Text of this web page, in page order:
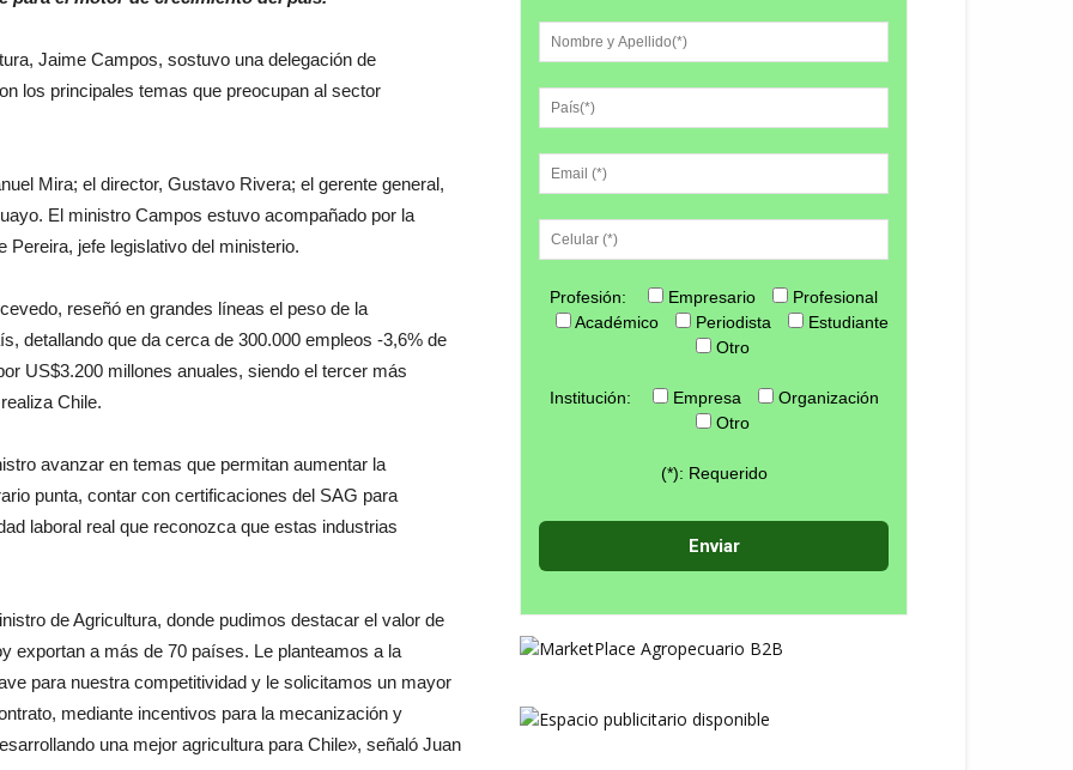
Jaime Campos, sostuvo una delegación de
los principales temas que preocupan al sector
Mira; el director, Gustavo Rivera; el gerente general,
El ministro Campos estuvo acompañado por la
Pereira, jefe legislativo del ministerio.
reseñó en grandes líneas el peso de la
detallando que da cerca de 300.000 empleos -3,6% de
US$3.200 millones anuales, siendo el tercer más
Chile.
avanzar en temas que permitan aumentar la
punta, contar con certificaciones del SAG para
laboral real que reconozca que estas industrias
de Agricultura, donde pudimos destacar el valor de
exportan a más de 70 países. Le planteamos a la
para nuestra competitividad y le solicitamos un mayor
mediante incentivos para la mecanización y
una mejor agricultura para Chile», señaló Juan
Profesión: Empresario
Profesional
Académico
Periodista
Estudiante
Otro
Institución: Empresa
Organización
Otro
(*): Requerido